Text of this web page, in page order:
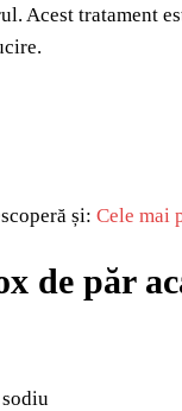
Acest tratament
și: Cele mai
de păr